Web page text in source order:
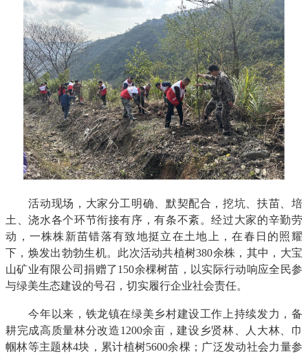
活动现场，大家分工明确、默契配合，挖坑、扶苗、培
土、浇水各个环节衔接有序，有条不紊。经过大家的辛勤劳
动，一株株新苗错落有致地挺立在土地上，在春日的照耀
下，焕发出勃勃生机。此次活动共植树380余株，其中，大宝
山矿业有限公司捐赠了150余棵树苗，以实际行动响应全民参
与绿美生态建设的号召，切实履行企业社会责任。
今年以来，铁龙镇在绿美乡村建设工作上持续发力，备
耕完成高质量林分改造1200余亩，建设乡贤林、人大林、巾
帼林等主题林4块，累计植树5600余棵；广泛发动社会力量参